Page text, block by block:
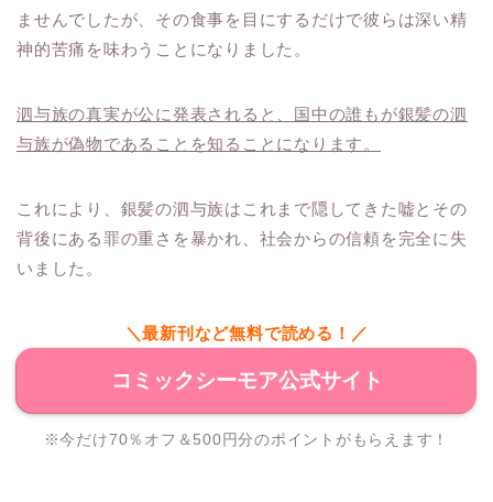
ませんでしたが、その食事を目にするだけで彼らは深い精
神的苦痛を味わうことになりました。
泗与族の真実が公に発表されると、国中の誰もが銀髪の泗
与族が偽物であることを知ることになります。
これにより、銀髪の泗与族はこれまで隠してきた嘘とその
背後にある罪の重さを暴かれ、社会からの信頼を完全に失
いました。
＼最新刊など無料で読める！／
コミックシーモア公式サイト
※今だけ70％オフ＆500円分のポイントがもらえます！